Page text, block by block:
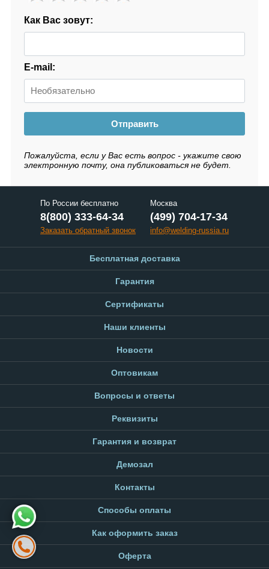
Как Вас зовут:
E-mail:
Отправить
Пожалуйста, если у Вас есть вопрос - укажите свою
электронную почту, она публиковаться не будет.
По России бесплатно
8(800) 333-64-34
Заказать обратный звонок
Москва
(499) 704-17-34
info@welding-russia.ru
Бесплатная доставка
Гарантия
Сертификаты
Наши клиенты
Новости
Оптовикам
Вопросы и ответы
Реквизиты
Гарантия и возврат
Демозал
Контакты
Способы оплаты
Как оформить заказ
Оферта